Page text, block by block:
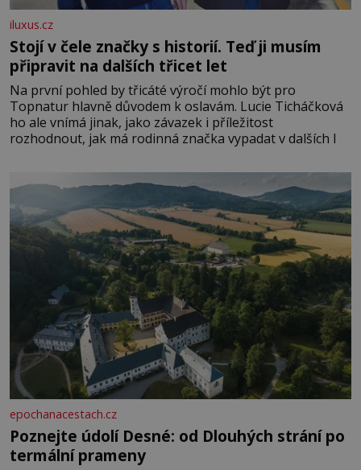
iluxus.cz
Stojí v čele značky s historií. Teď ji musím
připravit na dalších třicet let
Na první pohled by třicáté výročí mohlo být pro
Topnatur hlavně důvodem k oslavám. Lucie Ticháčková
ho ale vnímá jinak, jako závazek i příležitost
rozhodnout, jak má rodinná značka vypadat v dalších l
epochanacestach.cz
Poznejte údolí Desné: od Dlouhých strání po
termální prameny